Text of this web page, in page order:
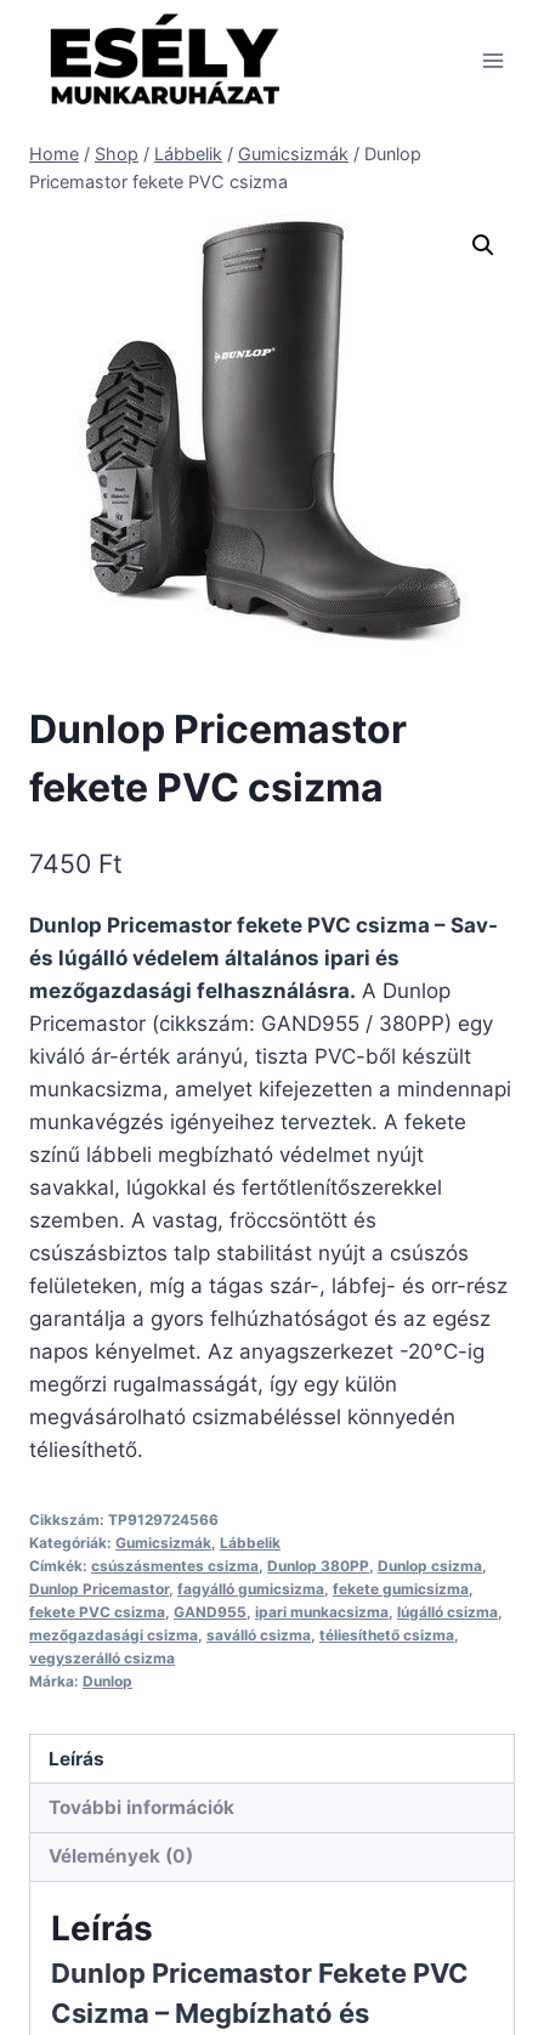
content
Home / Shop / Lábbelik / Gumicsizmák / Dunlop
Pricemastor fekete PVC csizma
Dunlop Pricemastor
fekete PVC csizma
7450 Ft
Dunlop Pricemastor fekete PVC csizma – Sav-
és lúgálló védelem általános ipari és
mezőgazdasági felhasználásra. A Dunlop
Pricemastor (cikkszám: GAND955 / 380PP) egy
kiváló ár-érték arányú, tiszta PVC-ből készült
munkacsizma, amelyet kifejezetten a mindennapi
munkavégzés igényeihez terveztek. A fekete
színű lábbeli megbízható védelmet nyújt
savakkal, lúgokkal és fertőtlenítőszerekkel
szemben. A vastag, fröccsöntött és
csúszásbiztos talp stabilitást nyújt a csúszós
felületeken, míg a tágas szár-, lábfej- és orr-rész
garantálja a gyors felhúzhatóságot és az egész
napos kényelmet. Az anyagszerkezet -20°C-ig
megőrzi rugalmasságát, így egy külön
megvásárolható csizmabéléssel könnyedén
téliesíthető.
Cikkszám: TP9129724566
Kategóriák: Gumicsizmák, Lábbelik
Címkék: csúszásmentes csizma, Dunlop 380PP, Dunlop csizma,
Dunlop Pricemastor, fagyálló gumicsizma, fekete gumicsizma,
fekete PVC csizma, GAND955, ipari munkacsizma, lúgálló csizma,
mezőgazdasági csizma, saválló csizma, téliesíthető csizma,
vegyszerálló csizma
Márka: Dunlop
Leírás
További információk
Vélemények (0)
Leírás
Dunlop Pricemastor Fekete PVC
Csizma – Megbízható és